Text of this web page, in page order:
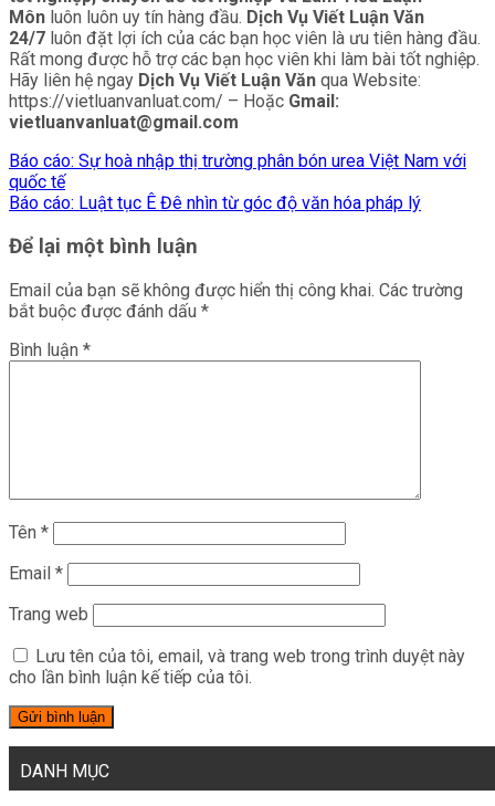
Môn luôn luôn uy tín hàng đầu. Dịch Vụ Viết Luận Văn
24/7 luôn đặt lợi ích của các bạn học viên là ưu tiên hàng đầu.
Rất mong được hỗ trợ các bạn học viên khi làm bài tốt nghiệp.
Hãy liên hệ ngay Dịch Vụ Viết Luận Văn qua Website:
https://vietluanvanluat.com/ – Hoặc Gmail:
vietluanvanluat@gmail.com
Báo cáo: Sự hoà nhập thị trường phân bón urea Việt Nam với
quốc tế
Báo cáo: Luật tục Ê Đê nhìn từ góc độ văn hóa pháp lý
Để lại một bình luận
Email của bạn sẽ không được hiển thị công khai. Các trường
bắt buộc được đánh dấu *
Bình luận *
Tên *
Email *
Trang web
Lưu tên của tôi, email, và trang web trong trình duyệt này
cho lần bình luận kế tiếp của tôi.
DANH MỤC